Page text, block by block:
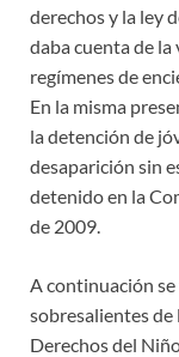
derechos y la ley
daba cuenta de
regímenes de
En la misma
la detención de
desaparición sin
detenido en la
de 2009.
A continuación
sobresalientes de
Derechos del